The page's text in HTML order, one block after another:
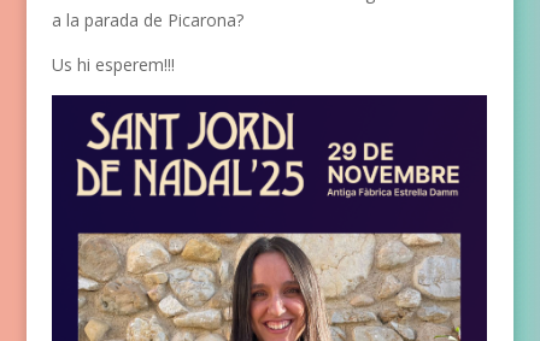
a la parada de Picarona?
Us hi esperem!!!